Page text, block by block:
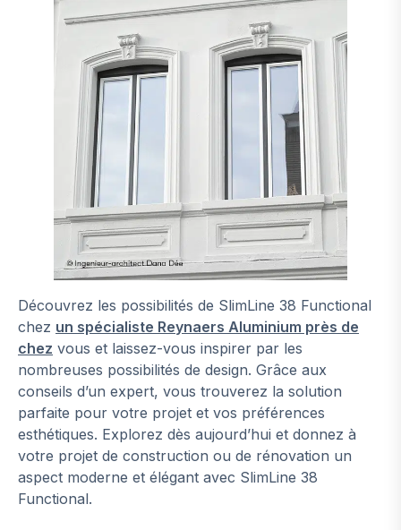
Découvrez les possibilités de SlimLine 38 Functional
chez un spécialiste Reynaers Aluminium près de
chez vous et laissez-vous inspirer par les
nombreuses possibilités de design. Grâce aux
conseils d’un expert, vous trouverez la solution
parfaite pour votre projet et vos préférences
esthétiques. Explorez dès aujourd’hui et donnez à
votre projet de construction ou de rénovation un
aspect moderne et élégant avec SlimLine 38
Functional.